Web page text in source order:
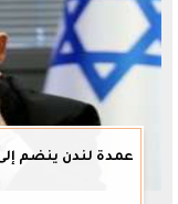
عمدة لندن ينضم